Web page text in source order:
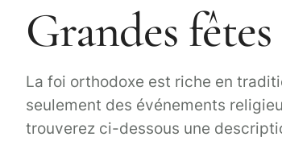
Grandes
La foi orthodoxe est riche en
seulement des événements
trouverez ci-dessous une